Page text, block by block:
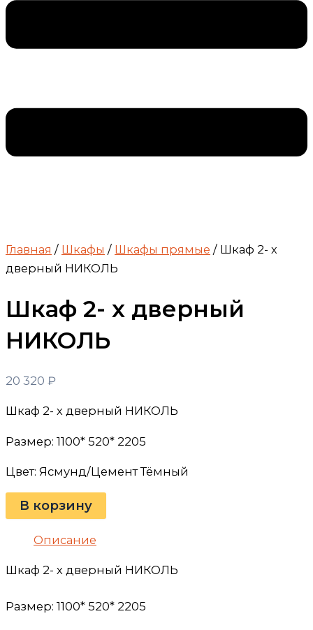
Главная / Шкафы / Шкафы прямые / Шкаф 2- х
дверный НИКОЛЬ
Шкаф 2- х дверный
НИКОЛЬ
20 320 ₽
Шкаф 2- х дверный НИКОЛЬ
Размер: 1100* 520* 2205
Цвет: Ясмунд/Цемент Тёмный
В корзину
Описание
Шкаф 2- х дверный НИКОЛЬ
Размер: 1100* 520* 2205